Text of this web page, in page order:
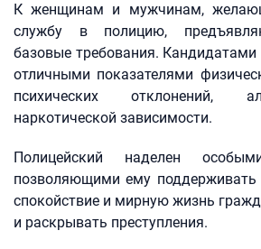
К женщинам и мужчинам,
службу в полицию,
базовые требования. Кандидатами
отличными показателями
психических отклонений,
наркотической зависимости.
Полицейский наделен
позволяющими ему поддерживать
спокойствие и мирную жизнь
и раскрывать преступления.